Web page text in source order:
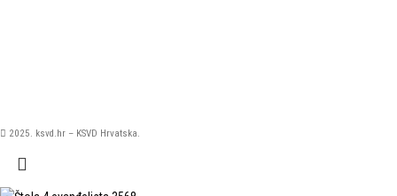
2025. ksvd.hr – KSVD Hrvatska.